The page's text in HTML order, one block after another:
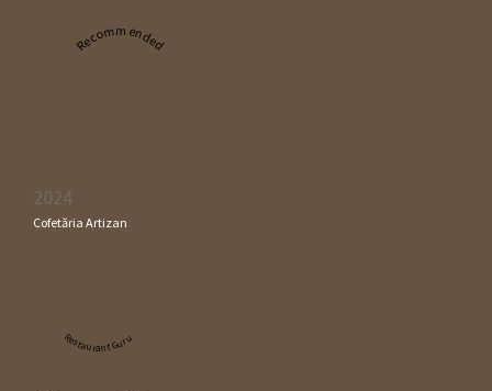
Recommended
2024
Cofetăria Artizan
Restaurant Guru